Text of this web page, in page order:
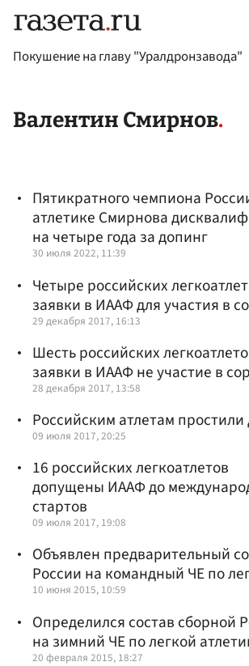
Покушение на главу "Уралдронзавода"
Валентин Смирнов
Пятикратного чемпиона
атлетике Смирнова
на четыре года за допинг
30 июля 2022, 11:39
Четыре российских
заявки в ИААФ для участия в
29 декабря 2017, 16:13
Шесть российских
заявки в ИААФ не участие в
28 декабря 2017, 13:58
Российским атлетам
09 июля 2017, 20:25
16 российских легкоатлетов
допущены ИААФ до
стартов
09 июля 2017, 19:08
Объявлен предварительный
России на командный ЧЕ по
10 июня 2015, 10:59
Определился состав сборной
на зимний ЧЕ по легкой
20 февраля 2015, 18:27